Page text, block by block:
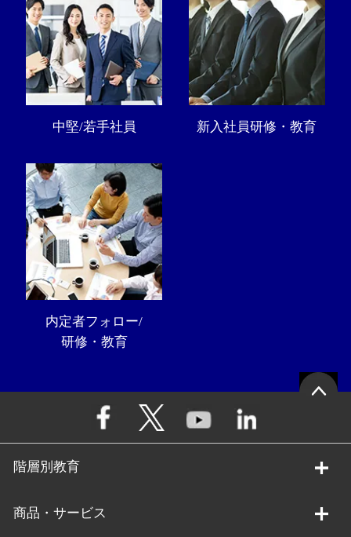
中堅/若手社員 新入社員研修・教育
内定者フォロー/
研修・教育
階層別教育
商品・サービス